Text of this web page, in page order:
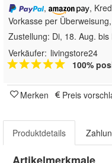
,
,
Vorkasse per
Zustellung: Di, 18. Aug. bis
Verkäufer: livingstore24
100%
Merken Preis
Produktdetails
Artikelmerkmale